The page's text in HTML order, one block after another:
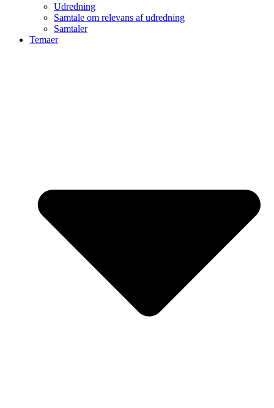
Udredning
Samtale om relevans af udredning
Samtaler
Temaer